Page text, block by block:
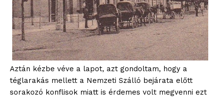
Aztán kézbe véve a lapot, azt gondoltam, hogy a
téglarakás mellett a Nemzeti Szálló bejárata előtt
sorakozó konflisok miatt is érdemes volt megvenni ezt